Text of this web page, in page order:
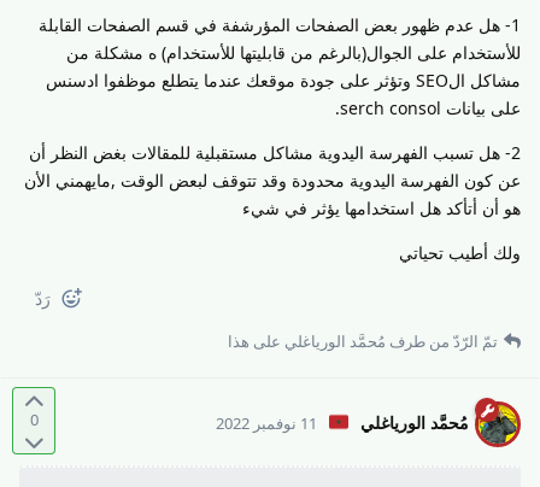
1- هل عدم ظهور بعض الصفحات المؤرشفة في قسم الصفحات القابلة
للأستخدام على الجوال(بالرغم من قابليتها للأستخدام) ه مشكلة من
مشاكل الSEO وتؤثر على جودة موقعك عندما يتطلع موظفوا ادسنس
على بيانات serch consol.
2- هل تسبب الفهرسة اليدوية مشاكل مستقبلية للمقالات بغض النظر أن
عن كون الفهرسة اليدوية محدودة وقد تتوقف لبعض الوقت ,مايهمني الأن
هو أن أتأكد هل استخدامها يؤثر في شيء
ولك أطيب تحياتي
رَدّ
تمّ الرّدّ من طرف مُحمَّد الورياغلي على هذا
0 مُحمَّد الورياغلي 11 نوفمبر 2022